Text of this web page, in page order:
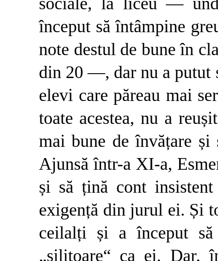
început să întâmpine
note destul de bune în
din 20 —, dar nu a putut
elevi care păreau mai
toate acestea, nu a
mai bune de învățare și
Ajunsă într-a XI-a,
și să țină cont
exigență din jurul ei. Și
ceilalți și a început
„silitoare“ ca ei. Dar,